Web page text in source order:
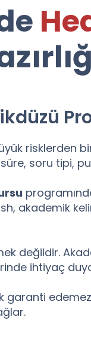
risklerden
süre, soru
akademik
değildir.
ihtiyaç
garanti